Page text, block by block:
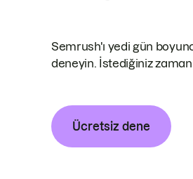
Semrush'ı yedi gün
deneyin. İstediğiniz
Ücretsiz dene